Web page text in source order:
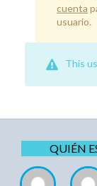
cuenta
usuario.
This
QUIÉN